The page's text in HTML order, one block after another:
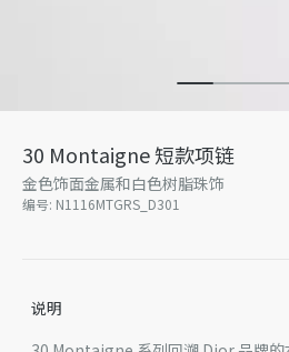
30 Montaigne 短款项链
金色饰面金属和白色树脂珠饰
编号: N1116MTGRS_D301
说明